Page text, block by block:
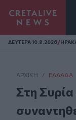
Homepage
ΔΕΥΤΕΡΑ 10.8.2026/
ΑΡΧΙΚΗ / ΕΛΛΆΔΑ
Στη